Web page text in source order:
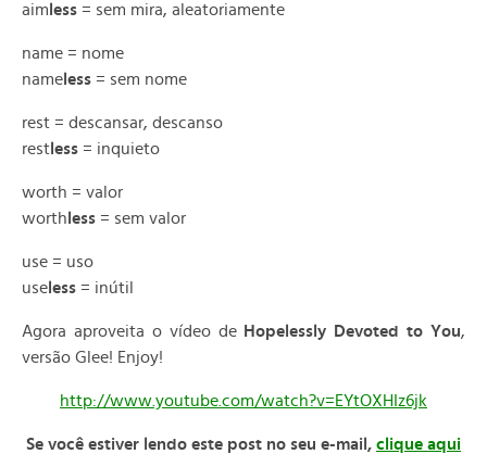
aim less = sem mira, aleatoriamente
name = nome
name less = sem nome
rest = descansar, descanso
rest less = inquieto
worth = valor
worth less = sem valor
use = uso
use less = inútil
Agora aproveita o vídeo de Hopelessly Devoted to You,
versão Glee! Enjoy!
http://www.youtube.com/watch?v=EYtOXHIz6jk
Se você estiver lendo este post no seu e-mail, clique aqui